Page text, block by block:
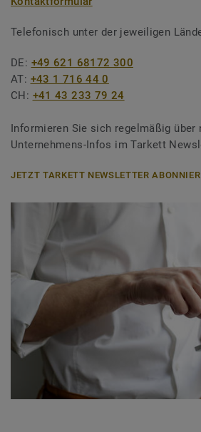
Telefonisch unter der jeweiligen
DE: +49 621 68172 300
AT: +43 1 716 44 0
CH: +41 43 233 79 24
Informieren Sie sich regelmäßig über
Unternehmens-Infos im Tarkett
JETZT TARKETT NEWSLETTER